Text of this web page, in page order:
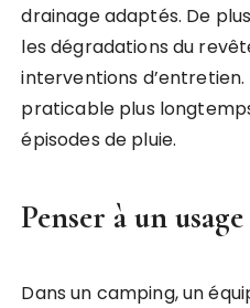
drainage adaptés. De
les dégradations du
interventions
praticable plus
épisodes de pluie.
Penser à un
Dans un camping, un